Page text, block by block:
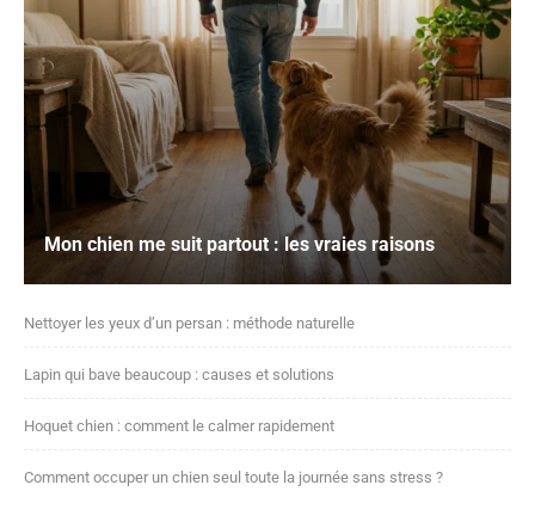
Mon chien me suit partout : les vraies raisons
Nettoyer les yeux d’un persan : méthode naturelle
Lapin qui bave beaucoup : causes et solutions
Hoquet chien : comment le calmer rapidement
Comment occuper un chien seul toute la journée sans stress ?